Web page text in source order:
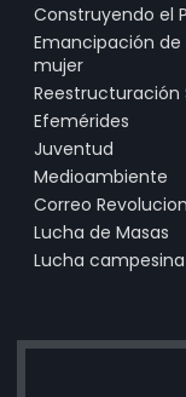
Construyendo el
Emancipación de
mujer
Reestructuración
Efemérides
Juventud
Medioambiente
Correo
Lucha de Masas
Lucha campesina